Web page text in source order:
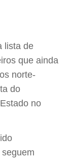
lista de
que ainda
norte-
do
no